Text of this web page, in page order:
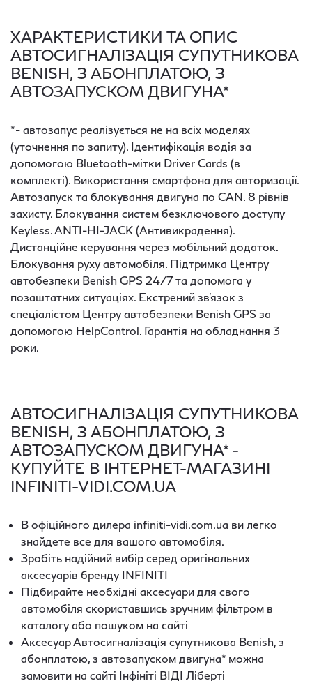
ХАРАКТЕРИСТИКИ ТА ОПИС
АВТОСИГНАЛІЗАЦІЯ СУПУТНИКОВА
BENISH, З АБОНПЛАТОЮ, З
АВТОЗАПУСКОМ ДВИГУНА*
*- автозапус реалізується не на всіх моделях
(уточнення по запиту). Ідентифікація водія за
допомогою Bluetooth-мітки Driver Cards (в
комплекті). Використання смартфона для авторизації.
Автозапуск та блокування двигуна по CAN. 8 рівнів
захисту. Блокування систем безключового доступу
Keyless. ANTI-HI-JACK (Антивикрадення).
Дистанційне керування через мобільний додаток.
Блокування руху автомобіля. Підтримка Центру
автобезпеки Benish GPS 24/7 та допомога у
позаштатних ситуаціях. Екстрений зв'язок з
спеціалістом Центру автобезпеки Benish GPS за
допомогою HelpControl. Гарантія на обладнання 3
роки.
АВТОСИГНАЛІЗАЦІЯ СУПУТНИКОВА
BENISH, З АБОНПЛАТОЮ, З
АВТОЗАПУСКОМ ДВИГУНА* -
КУПУЙТЕ В ІНТЕРНЕТ-МАГАЗИНІ
INFINITI-VIDI.COM.UA
В офіційного дилера infiniti-vidi.com.ua ви легко
знайдете все для вашого автомобіля.
Зробіть надійний вибір серед оригінальних
аксесуарів бренду INFINITI
Підбирайте необхідні аксесуари для свого
автомобіля скориставшись зручним фільтром в
каталогу або пошуком на сайті
Аксесуар Автосигналізація супутникова Benish, з
абонплатою, з автозапуском двигуна* можна
замовити на сайті Інфініті ВІДІ Ліберті